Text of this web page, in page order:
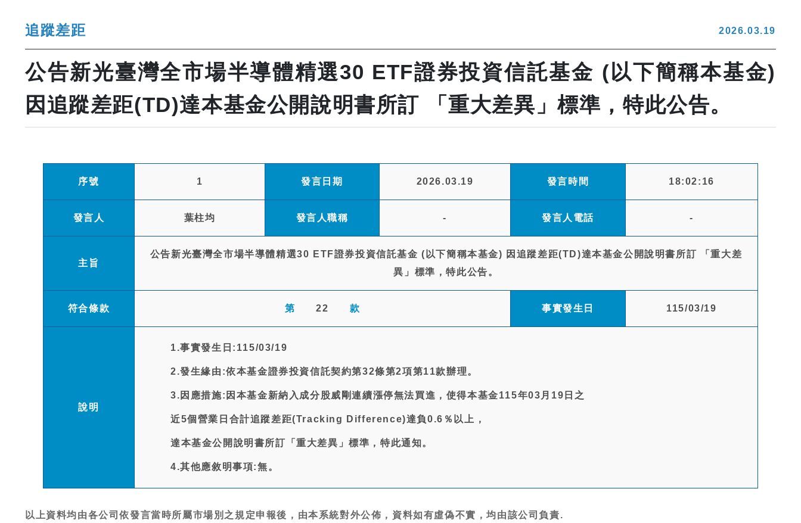
追蹤差距 2026.03.19
公告新光臺灣全市場半導體精選30 ETF證券投資信託基金 (以下簡稱本基金)
因追蹤差距(TD)達本基金公開說明書所訂 「重大差異」標準，特此公告。
序號 1 發言日期 2026.03.19 發言時間 18:02:16
發言人 葉柱均 發言人職稱 - 發言人電話 -
主旨
公告新光臺灣全市場半導體精選30 ETF證券投資信託基金 (以下簡稱本基金) 因追蹤差距(TD)達本基金公開說明書所訂 「重大差
異」標準，特此公告。
符合條款 第 22 款 事實發生日 115/03/19
說明
1.事實發生日:115/03/19
2.發生緣由:依本基金證券投資信託契約第32條第2項第11款辦理。
3.因應措施:因本基金新納入成分股威剛連續漲停無法買進，使得本基金115年03月19日之
近5個營業日合計追蹤差距(Tracking Difference)達負0.6％以上，
達本基金公開說明書所訂「重大差異」標準，特此通知。
4.其他應敘明事項:無。
以上資料均由各公司依發言當時所屬市場別之規定申報後，由本系統對外公佈，資料如有虛偽不實，均由該公司負責.